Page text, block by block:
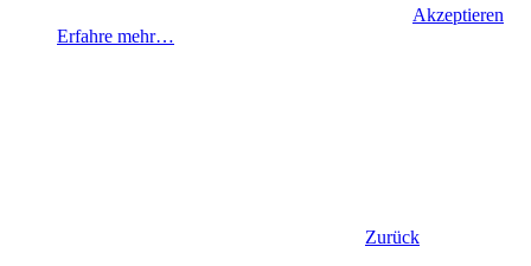
Akzeptieren
Erfahre mehr…
Zurück